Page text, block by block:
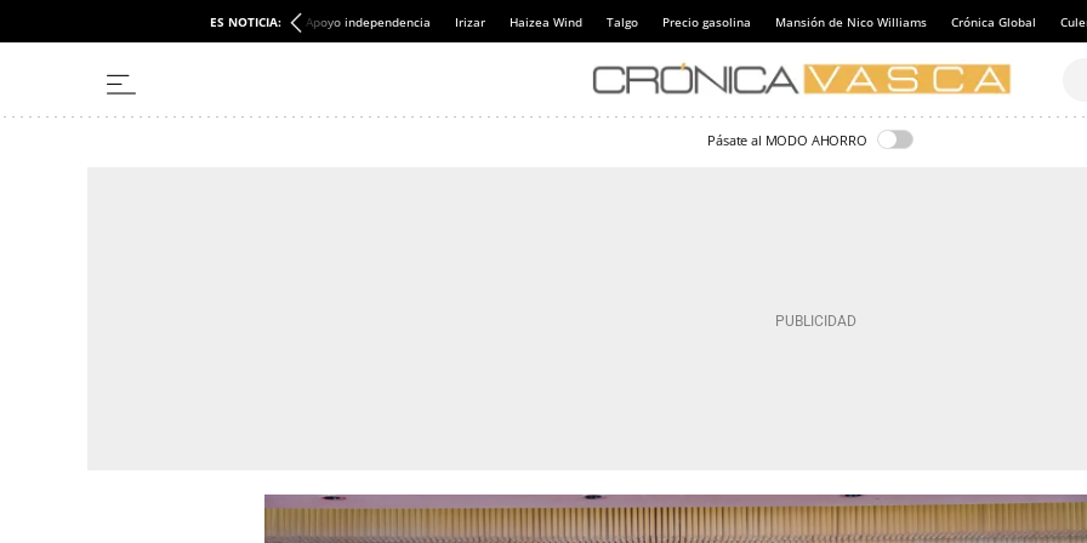
ES NOTICIA: Apoyo independencia Irizar Haizea Wind Talgo Precio gasolina Mansión de Nico Williams Crónica Global
Pásate al MODO AHORRO